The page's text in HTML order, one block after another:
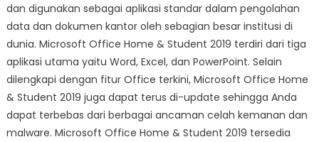
dan digunakan sebagai aplikasi standar dalam pengolahan
data dan dokumen kantor oleh sebagian besar institusi di
dunia. Microsoft Office Home & Student 2019 terdiri dari tiga
aplikasi utama yaitu Word, Excel, dan PowerPoint. Selain
dilengkapi dengan fitur Office terkini, Microsoft Office Home
& Student 2019 juga dapat terus di-update sehingga Anda
dapat terbebas dari berbagai ancaman celah kemanan dan
malware. Microsoft Office Home & Student 2019 tersedia